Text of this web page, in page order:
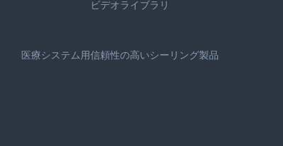
ビデオライブラリ
医療システム用信頼性の高いシーリング製品